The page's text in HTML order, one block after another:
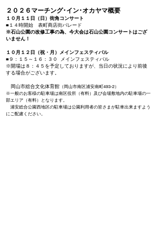
２０２６マーチング･ イン･オカヤマ概要
１０月１１日（日）街角コンサート
■１４時開始 表町商店街パレード
※石山公園の改修工事の為、今大会は石山公園コンサートはござ
いません！
１０月１２日（祝・月）メインフェスティバル
■９：１５～１６：３０ メインフェスティバル
※開場は８：４５を予定しておりますが、当日の状況により前後
する場合がございます。
岡山市総合文化体育館 （岡山市南区浦安南町493-2）
※一般のお客様の駐車場は南区役所（有料）及び会場敷地内の駐車場の一
部エリア（有料）となります。
​ 浦安総合公園西地区の駐車場は公園利用者の皆さまが駐車出来ますよう
にご配慮ください。